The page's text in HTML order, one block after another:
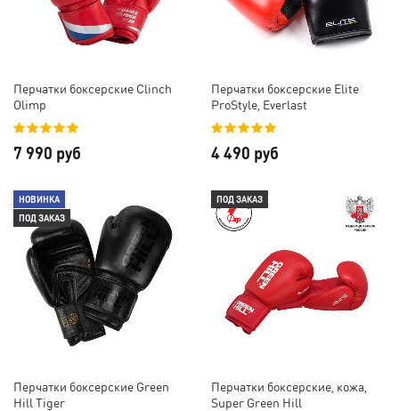
Перчатки боксерские Clinch
Olimp
7 990 руб
Перчатки боксерские Elite
ProStyle, Everlast
4 490 руб
НОВИНКА
ПОД ЗАКАЗ
Перчатки боксерские Green
Hill Tiger
ПОД ЗАКАЗ
Перчатки боксерские, кожа,
Super Green Hill